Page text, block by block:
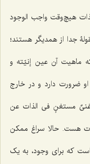
هیچ‌وقت واجب الوجود
جدا از همدیگر هستند؛
ماهیت آن عین إنیّته و
ضرورت دارد و در خارج
غنىٌ مستغنٍ فى الذات عن
هست. حالا سراغ ممکن
که براى وجود، به یک